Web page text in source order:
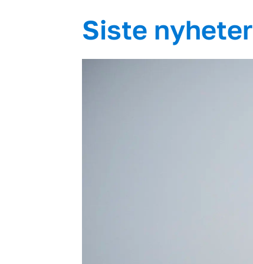
Siste nyheter